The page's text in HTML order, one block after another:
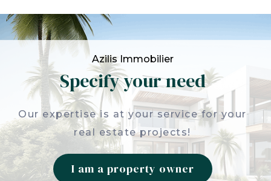
Azilis Immobilier
Specify your need
Our expertise is at your service for your
real estate projects!
I am a property owner